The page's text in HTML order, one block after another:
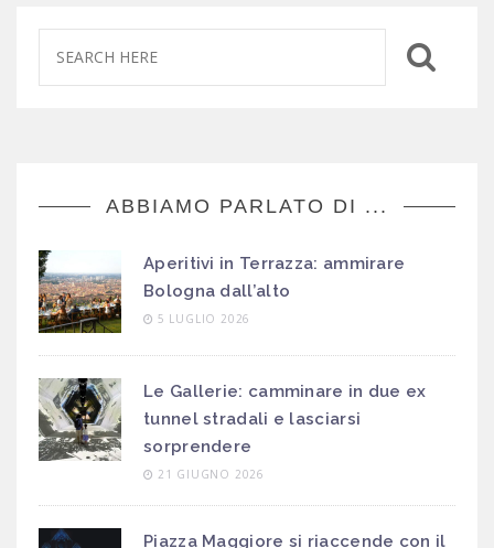
ABBIAMO PARLATO DI ...
Aperitivi in Terrazza: ammirare
Bologna dall’alto
5 LUGLIO 2026
Le Gallerie: camminare in due ex
tunnel stradali e lasciarsi
sorprendere
21 GIUGNO 2026
Piazza Maggiore si riaccende con il